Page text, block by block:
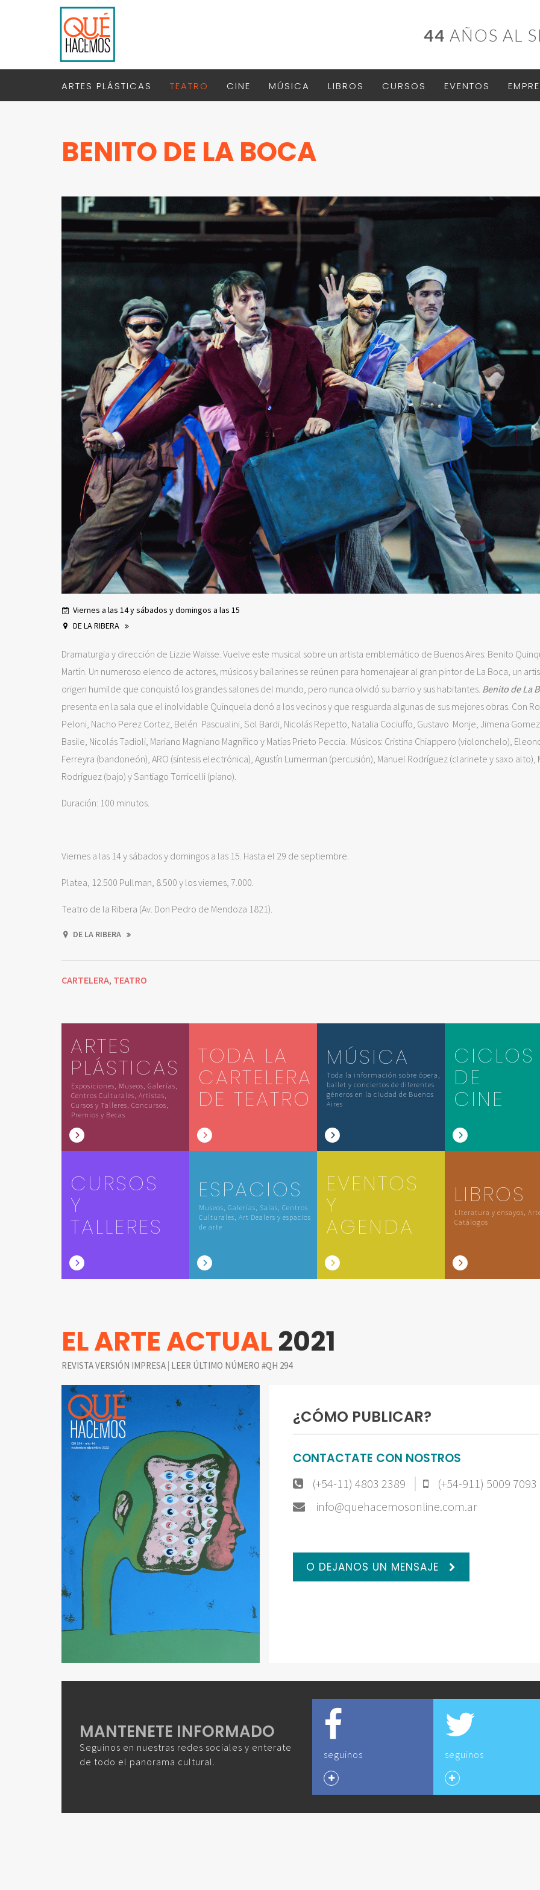
44 AÑOS AL
ARTES PLÁSTICAS TEATRO CINE MÚSICA LIBROS CURSOS EVENTOS
BENITO DE LA BOCA
Viernes a las 14 y sábados y domingos a las 15
DE LA RIBERA
Dramaturgia y dirección de Lizzie Waisse. Vuelve este musical sobre un artista emblemático de Buenos Aires: Benito
Martín. Un numeroso elenco de actores, músicos y bailarines se reúnen para homenajear al gran pintor de La Boca, un
origen humilde que conquistó los grandes salones del mundo, pero nunca olvidó su barrio y sus habitantes. Benito de La
presenta en la sala que el inolvidable Quinquela donó a los vecinos y que resguarda algunas de sus mejores obras. Con
Peloni, Nacho Perez Cortez, Belén Pascualini, Sol Bardi, Nicolás Repetto, Natalia Cociuffo, Gustavo Monje, Jimena
Basile, Nicolás Tadioli, Mariano Magniano Magnífico y Matías Prieto Peccia. Músicos: Cristina Chiappero (violonchelo),
Ferreyra (bandoneón), ARO (síntesis electrónica), Agustín Lumerman (percusión), Manuel Rodríguez (clarinete y saxo alto),
Rodríguez (bajo) y Santiago Torricelli (piano).
Duración: 100 minutos.
Viernes a las 14 y sábados y domingos a las 15. Hasta el 29 de septiembre.
Platea, 12.500 Pullman, 8.500 y los viernes, 7.000.
Teatro de la Ribera (Av. Don Pedro de Mendoza 1821).
DE LA RIBERA
CARTELERA, TEATRO
ARTES
PLÁSTICAS
Exposiciones, Museos, Galerías,
Centros Culturales, Artistas,
Cursos y Talleres, Concursos,
Premios y Becas
TODA LA
CARTELERA
DE TEATRO
MÚSICA
Toda la información sobre ópera,
ballet y conciertos de diferentes
géneros en la ciudad de Buenos
Aires
CICLOS
DE
CINE
CURSOS
Y
TALLERES
ESPACIOS
Museos, Galerías, Salas, Centros
Culturales, Art Dealers y espacios
de arte
EVENTOS
Y
AGENDA
LIBROS
Literatura y ensayos,
Catálogos
EL ARTE ACTUAL2021
REVISTA VERSIÓN IMPRESA | LEER ÚLTIMO NÚMERO #QH 294
¿CÓMO PUBLICAR?
CONTACTATE CON NOSTROS
(+54-11) 4803 2389
(+54-911) 5009 7093
info@quehacemosonline.com.ar
O DEJANOS UN MENSAJE
MANTENETE INFORMADO
Seguinos en nuestras redes sociales y enterate
de todo el panorama cultural.
seguinos seguinos